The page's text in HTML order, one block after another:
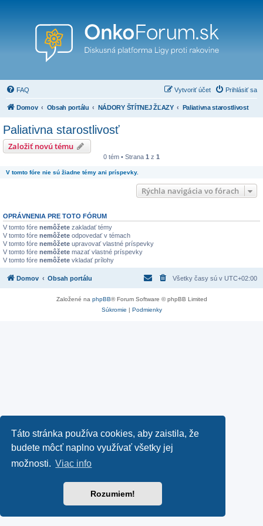
Táto stránka používa cookies, aby zaistila, že
budete môcť naplno využívať všetky jej
možnosti. Viac info
Rozumiem!
FAQ Prihlásiť sa
Vytvoriť účet
Domov Obsah portálu NÁDORY ŠTÍTNEJ ŽĽAZY Paliativna starostlivosť
Paliativna starostlivosť
Založiť novú tému
0 tém • Strana 1 z 1
V tomto fóre nie sú žiadne témy ani príspevky.
Rýchla navigácia vo fórach
OPRÁVNENIA PRE TOTO FÓRUM
V tomto fóre nemôžete zakladať témy
V tomto fóre nemôžete odpovedať v témach
V tomto fóre nemôžete upravovať vlastné príspevky
V tomto fóre nemôžete mazať vlastné príspevky
V tomto fóre nemôžete vkladať prílohy
Domov Obsah portálu Všetky časy sú v UTC+02:00
Založené na phpBB® Forum Software © phpBB Limited
Súkromie | Podmienky